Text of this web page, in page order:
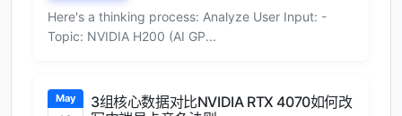
Here's a thinking process: Analyze User Input: -
Topic: NVIDIA H200 (AI GP...
May
3组核心数据对比NVIDIA RTX 4070如何改